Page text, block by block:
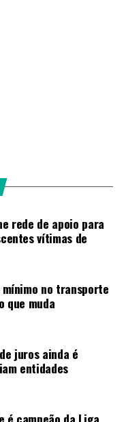
rede de apoio para
vítimas de
no transporte
que muda
juros ainda é
entidades